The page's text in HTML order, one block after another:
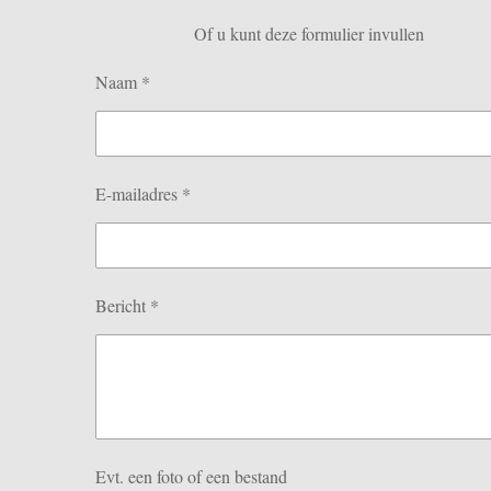
Of u kunt deze formulier invullen
Naam *
E-mailadres *
Bericht *
Evt. een foto of een bestand